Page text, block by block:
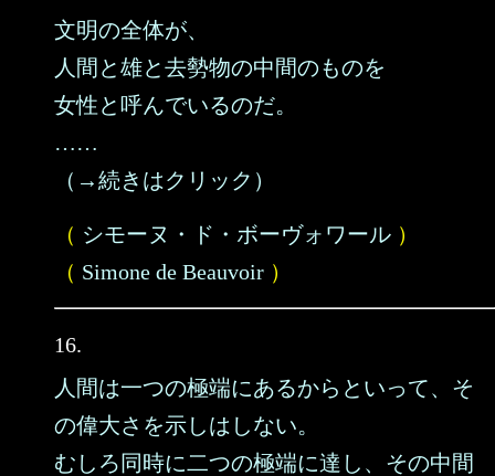
文明の全体が、
人間と雄と去勢物の中間のものを
女性と呼んでいるのだ。
……
（→続きはクリック）
（ シモーヌ・ド・ボーヴォワール ）
（ Simone de Beauvoir ）
16.
人間は一つの極端にあるからといって、そ
の偉大さを示しはしない。
むしろ同時に二つの極端に達し、その中間